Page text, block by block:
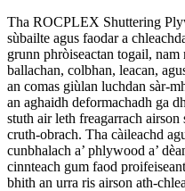
Tha ROCPLEX Shuttering
sùbailte agus faodar a
grunn phròiseactan togail, nam
ballachan, colbhan, leacan,
an comas giùlan luchdan sàr-
an aghaidh deformachadh ga
stuth air leth freagarrach airson
cruth-obrach. Tha càileachd
cunbhalach a’ phlywood a’
cinnteach gum faod
bhith an urra ris airson ath-